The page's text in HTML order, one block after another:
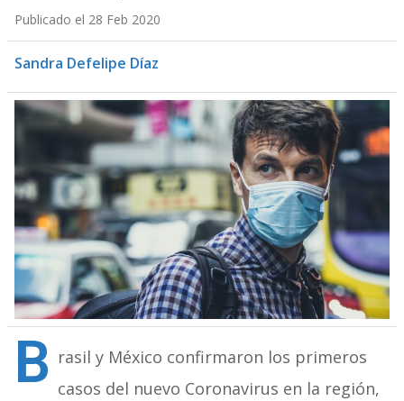
Publicado el 28 Feb 2020
Sandra Defelipe Díaz
B rasil y México confirmaron los primeros
casos del nuevo Coronavirus en la región,